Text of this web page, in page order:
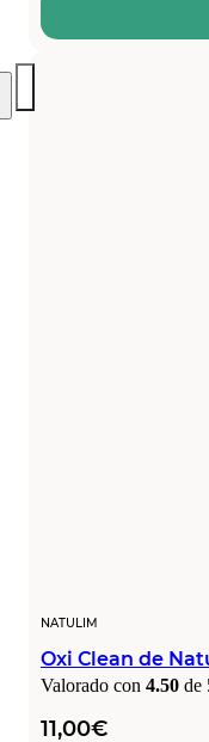
NATULIM
Oxi Clean de
Valorado con 4.50 de
11,00€